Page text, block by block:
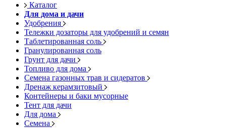
Каталог
Для дома и дачи
Удобрения
Тележки дозаторы для удобрений и семян
Таблетированная соль
Гранулированная соль
Грунт для дачи
Топливо для дома
Семена газонных трав и сидератов
Дренаж керамзитовый
Контейнеры и баки мусорные
Тент для дачи
Для дома
Семена